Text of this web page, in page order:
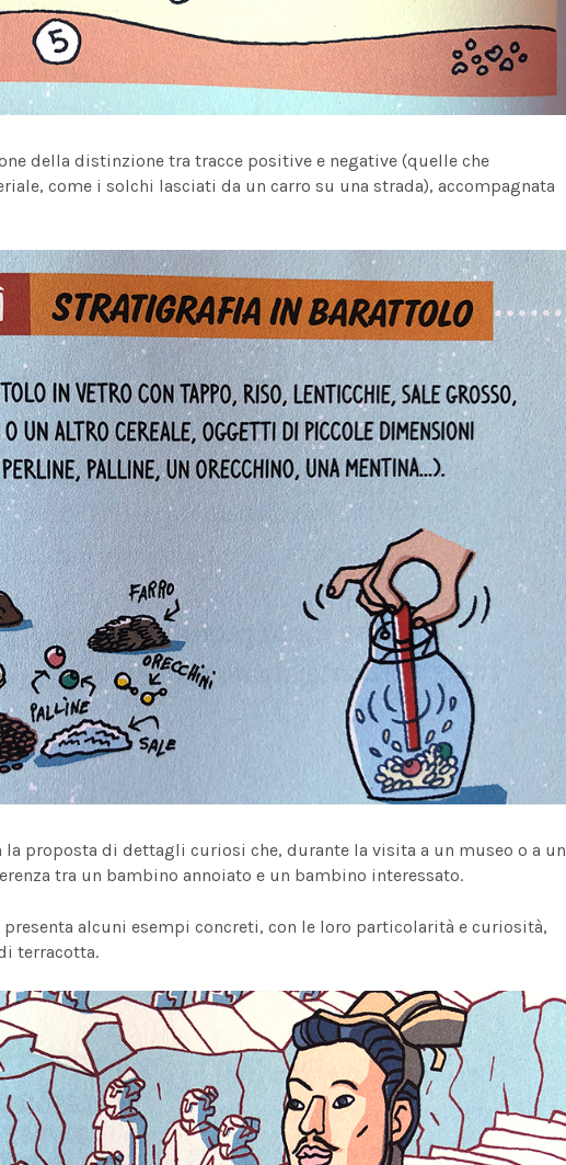
della distinzione tra tracce positive e negative (quelle che
come i solchi lasciati da un carro su una strada), accompagnata
la proposta di dettagli curiosi che, durante la visita a un museo o a un
tra un bambino annoiato e un bambino interessato.
presenta alcuni esempi concreti, con le loro particolarità e curiosità,
terracotta.